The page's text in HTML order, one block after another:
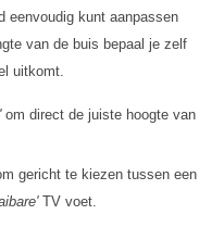
eenvoudig kunt aanpassen
van de buis bepaal je zelf
uitkomt.
om direct de juiste hoogte van
gericht te kiezen tussen een
TV voet.